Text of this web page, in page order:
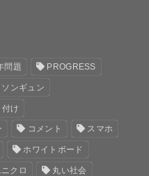
問題 PROGRESS
ソンギュン
付け
コメント スマホ
ホワイトボード
ニクロ 丸い社会